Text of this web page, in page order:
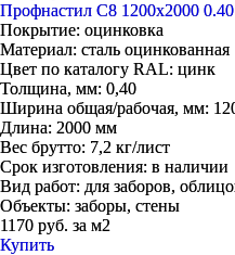
Профнастил С8 1200х2000
Покрытие: оцинковка
Материал: сталь оцинкованная
Цвет по каталогу RAL: цинк
Толщина, мм: 0,40
Ширина общая/рабочая, мм:
Длина: 2000 мм
Вес брутто: 7,2 кг/лист
Срок изготовления: в наличии
Вид работ: для заборов,
Объекты: заборы, стены
1170 руб. за м2
Купить